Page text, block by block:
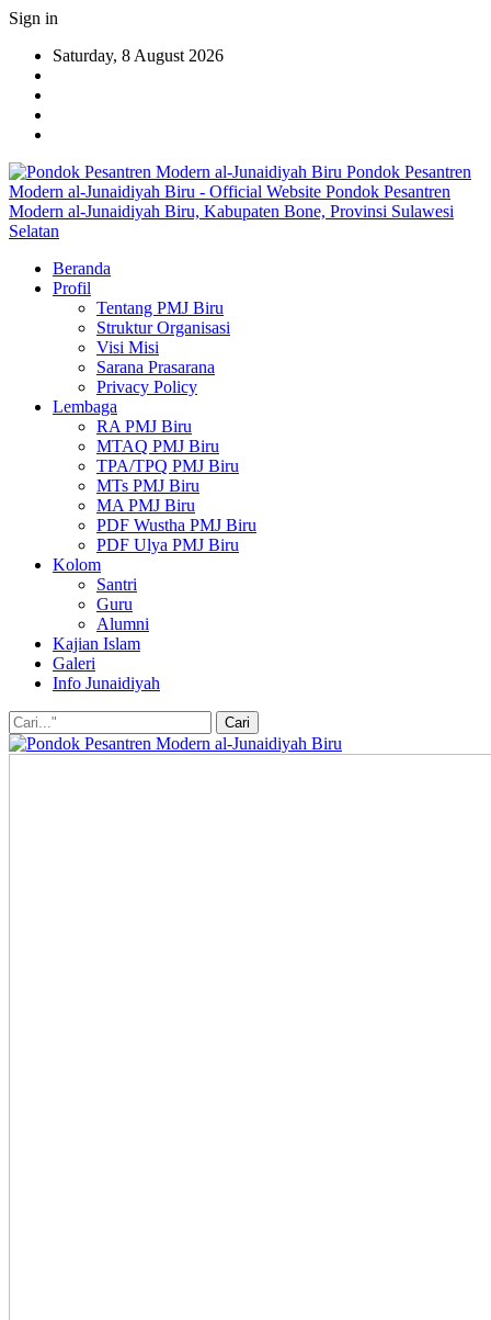
Sign in
Saturday, 8 August 2026
Pondok Pesantren
Modern al-Junaidiyah Biru - Official Website Pondok Pesantren
Modern al-Junaidiyah Biru, Kabupaten Bone, Provinsi Sulawesi
Selatan
Beranda
Profil
Tentang PMJ Biru
Struktur Organisasi
Visi Misi
Sarana Prasarana
Privacy Policy
Lembaga
RA PMJ Biru
MTAQ PMJ Biru
TPA/TPQ PMJ Biru
MTs PMJ Biru
MA PMJ Biru
PDF Wustha PMJ Biru
PDF Ulya PMJ Biru
Kolom
Santri
Guru
Alumni
Kajian Islam
Galeri
Info Junaidiyah